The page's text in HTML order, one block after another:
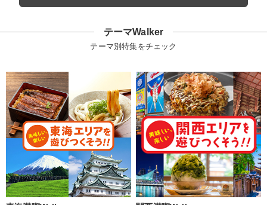
テーマWalker
テーマ別特集をチェック